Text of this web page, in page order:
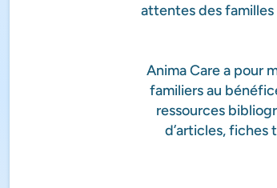
attentes des
Anima Care a pour
familiers au
ressources
d’articles, fiches